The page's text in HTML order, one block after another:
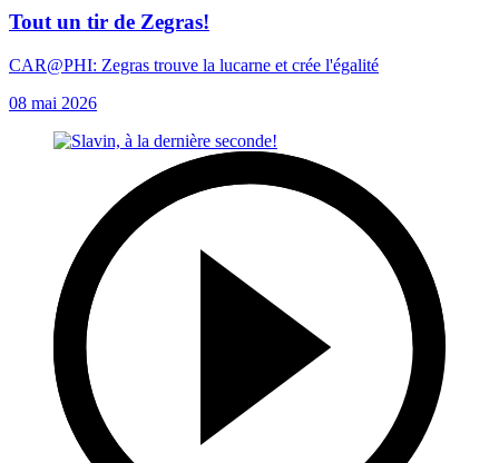
Tout un tir de Zegras!
CAR@PHI: Zegras trouve la lucarne et crée l'égalité
08 mai 2026